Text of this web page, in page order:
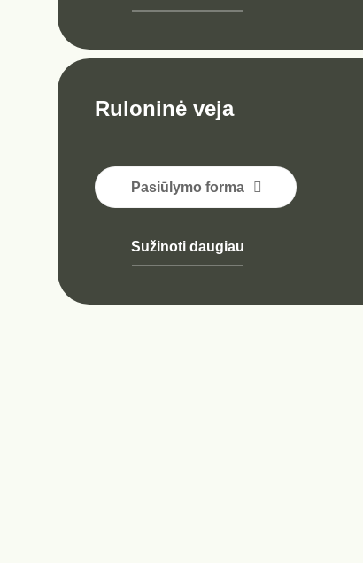
Ruloninė veja
Pasiūlymo forma
Sužinoti daugiau